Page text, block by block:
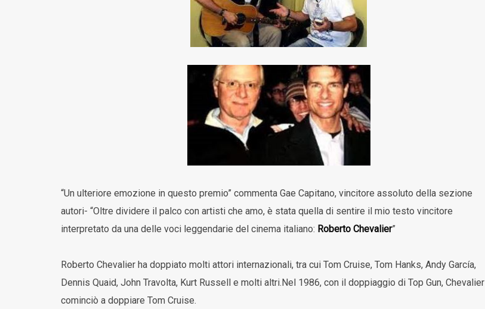
“Un ulteriore emozione in questo premio” commenta Gae Capitano, vincitore assoluto della sezione
autori- “Oltre dividere il palco con artisti che amo, è stata quella di sentire il mio testo vincitore
interpretato da una delle voci leggendarie del cinema italiano: Roberto Chevalier”
Roberto Chevalier ha doppiato molti attori internazionali, tra cui Tom Cruise, Tom Hanks, Andy García,
Dennis Quaid, John Travolta, Kurt Russell e molti altri.Nel 1986, con il doppiaggio di Top Gun, Chevalier
cominciò a doppiare Tom Cruise.